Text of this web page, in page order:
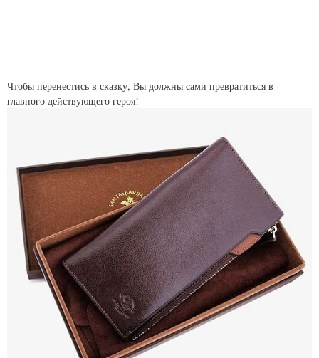
Чтобы перенестись в сказку, Вы должны сами превратиться в
главного действующего героя!